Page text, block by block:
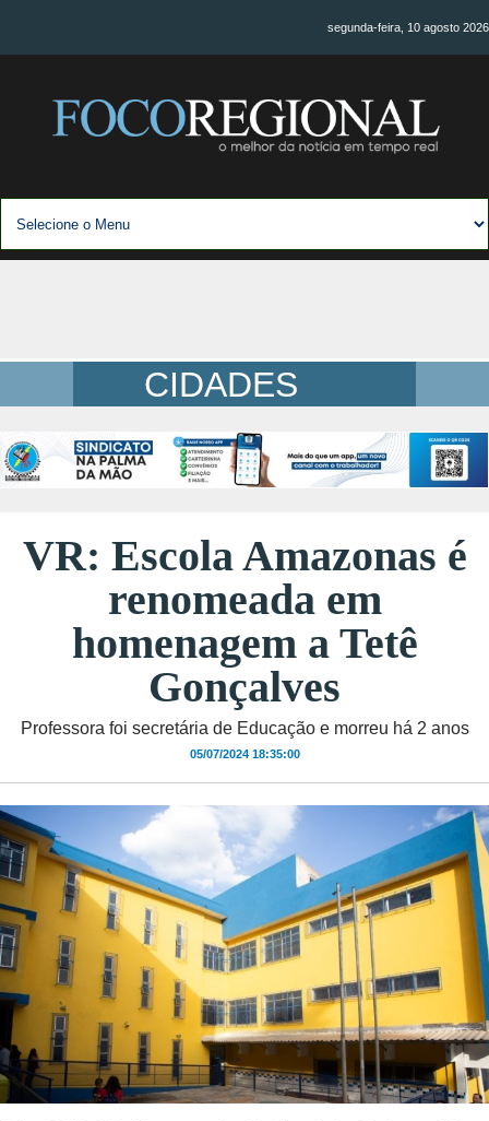
segunda-feira, 10 agosto 2026
CIDADES
VR: Escola Amazonas é
renomeada em
homenagem a Tetê
Gonçalves
Professora foi secretária de Educação e morreu há 2 anos
05/07/2024 18:35:00